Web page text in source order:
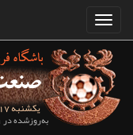
یکشنبه 17 مرداد ماه 1405
به‌روزشده در 19 ساعت و 53 دقیقه قبل